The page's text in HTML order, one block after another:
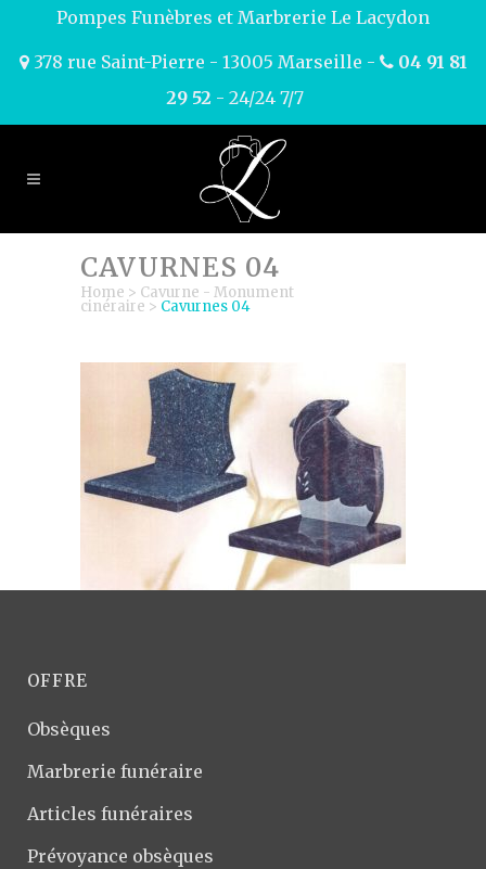
Pompes Funèbres et Marbrerie Le Lacydon
378 rue Saint-Pierre - 13005 Marseille -
04 91 81
29 52 - 24/24 7/7
CAVURNES 04
Home > Cavurne - Monument
cinéraire > Cavurnes 04
OFFRE
Obsèques
Marbrerie funéraire
Articles funéraires
Prévoyance obsèques